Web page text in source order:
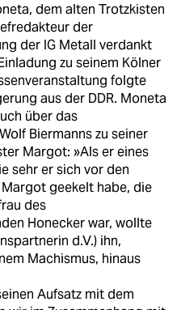
dem alten Trotzkisten
der
der IG Metall verdankt
zu seinem Kölner
folgte
aus der DDR. Moneta
über das
Biermanns zu seiner
Margot: »Als er eines
sehr er sich vor den
geekelt habe, die
des
Honecker war, wollte
d.V.) ihn,
Machismus, hinaus
Aufsatz mit dem